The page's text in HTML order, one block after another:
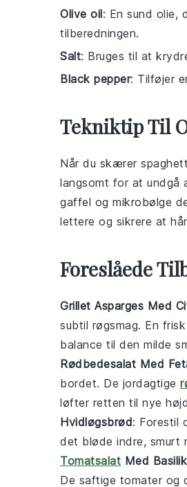
Olive oil: En sund olie,
tilberedningen.
Salt: Bruges til at
Black pepper: Tilføjer
Tekniktip Til
Når du skærer
langsomt for at undgå
gaffel og mikrobølge
lettere og sikrere at
Foreslåede
Grillet Asparges Med
subtil røgsmag. En frisk
balance til den milde
Rødbedesalat Med
bordet. De jordagtige
løfter retten til nye
Hvidløgsbrød: Forestil
det bløde indre, smurt
Tomatsalat Med
De saftige tomater og